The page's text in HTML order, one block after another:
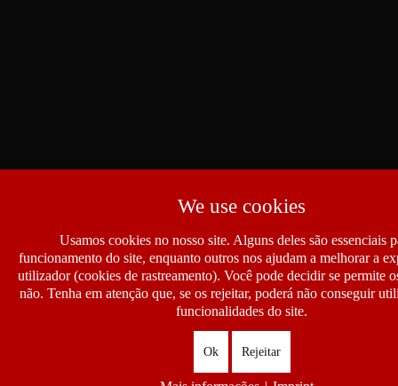
We use cookies
Usamos cookies no nosso site. Alguns deles são essenciais
funcionamento do site, enquanto outros nos ajudam a melhorar a
utilizador (cookies de rastreamento). Você pode decidir se permite
não. Tenha em atenção que, se os rejeitar, poderá não conseguir
funcionalidades do site.
Ok Rejeitar